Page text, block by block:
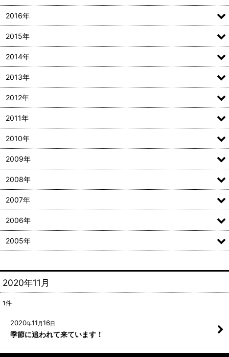
2020年11月
1件
2020年11 月16日
季節に追われて来ています！
2016年
2015年
2014年
2013年
2012年
2011年
2010年
2009年
2008年
2007年
2006年
2005年